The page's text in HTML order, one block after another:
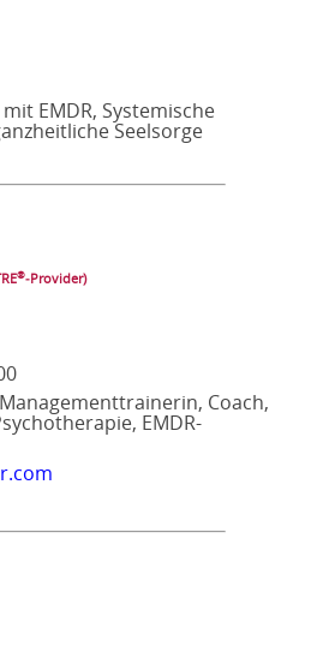
EMDR, Systemische
Seelsorge
®‑Provider)
Coach,
EMDR-